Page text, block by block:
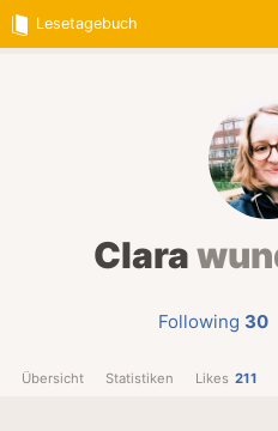
Lesetagebuch
Clara
Following 30
Übersicht Statistiken Likes 211